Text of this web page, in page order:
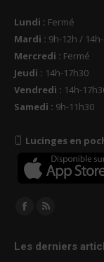
Lundi : Fermé
Mardi : 9h-12h /
Mercredi : Fermé
Jeudi : 14h-17h30
Vendredi : 14h-
Samedi : 9h-11h30
Lucinges en
Trouvez nous sur :
Facebook
opensopens
Les derniers